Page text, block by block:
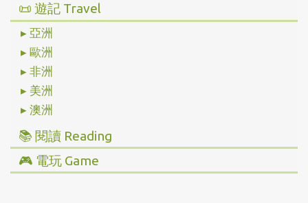
📜 遊記 Travel
▸ 亞洲
▸ 歐洲
▸ 非洲
▸ 美洲
▸ 澳洲
📚 閱讀 Reading
▸ 投資理財
🎮 電玩 Game